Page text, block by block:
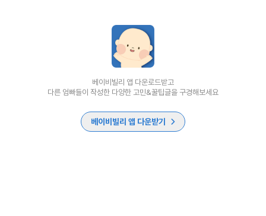
베이비빌리 앱 다운로드받고
다른 엄빠들이 작성한 다양한 고민&꿀팁글을 구경해보세요
베이비빌리 앱 다운받기